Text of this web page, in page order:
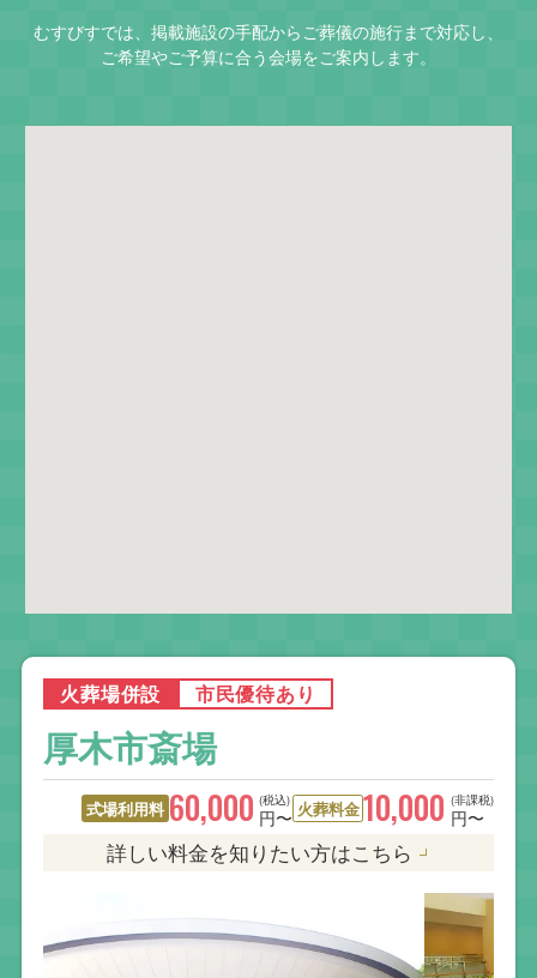
むすびすでは、掲載施設の手配からご葬儀の施行まで対応し、
ご希望やご予算に合う会場をご案内します。
火葬場併設 市民優待あり
厚木市斎場
式場利用料 (税込)
60,000 円〜 火葬料金 (非課税)
10,000 円〜
詳しい料金を知りたい方はこちら